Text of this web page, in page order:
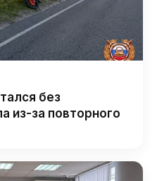
без
из-за повторного